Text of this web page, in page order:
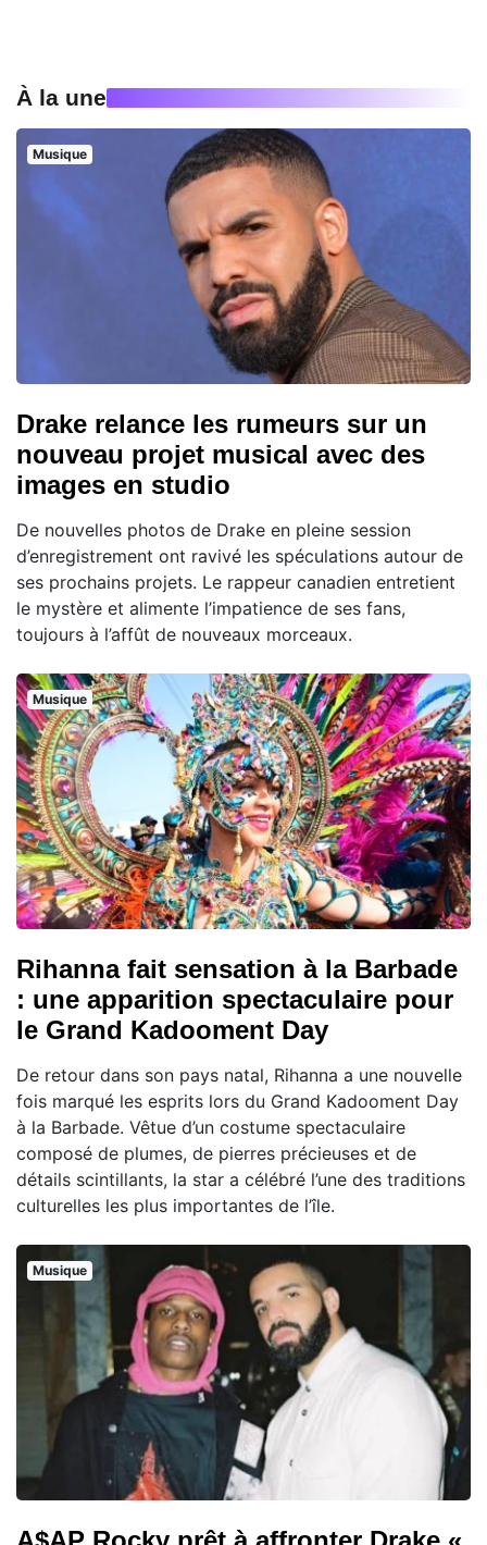
À la une
Musique
Drake relance les rumeurs sur un
nouveau projet musical avec des
images en studio
De nouvelles photos de Drake en pleine session
d’enregistrement ont ravivé les spéculations autour de
ses prochains projets. Le rappeur canadien entretient
le mystère et alimente l’impatience de ses fans,
toujours à l’affût de nouveaux morceaux.
Musique
Rihanna fait sensation à la Barbade
: une apparition spectaculaire pour
le Grand Kadooment Day
De retour dans son pays natal, Rihanna a une nouvelle
fois marqué les esprits lors du Grand Kadooment Day
à la Barbade. Vêtue d’un costume spectaculaire
composé de plumes, de pierres précieuses et de
détails scintillants, la star a célébré l’une des traditions
culturelles les plus importantes de l’île.
Musique